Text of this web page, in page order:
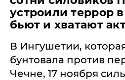
устроили террор
бьют и хватают
В Ингушетии,
бунтовала против
Чечне, 17 ноября